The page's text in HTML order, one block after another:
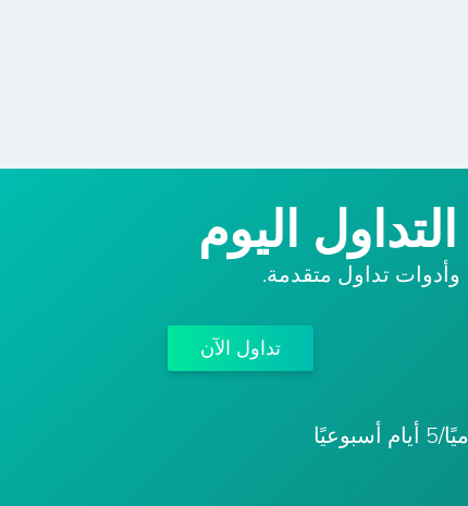
اليوم
وأدوات تداول متقدمة.
تداول الآن